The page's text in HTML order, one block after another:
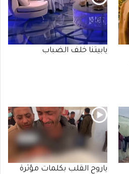
يابيتنا خلف الضباب
ياروح القلب بكلمات مؤثرة